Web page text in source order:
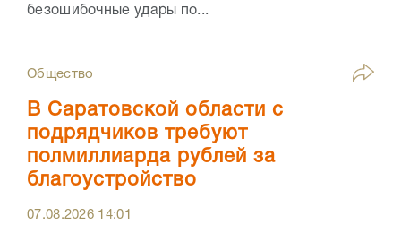
безошибочные удары по...
Общество
В Саратовской области с
подрядчиков требуют
полмиллиарда рублей за
благоустройство
07.08.2026 14:01